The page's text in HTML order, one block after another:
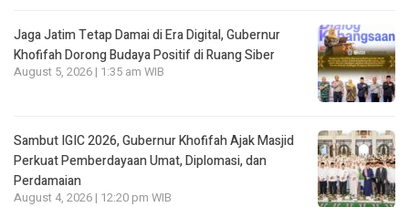
Jaga Jatim Tetap Damai di Era Digital, Gubernur
Khofifah Dorong Budaya Positif di Ruang Siber
August 5, 2026 | 1:35 am WIB
Sambut IGIC 2026, Gubernur Khofifah Ajak Masjid
Perkuat Pemberdayaan Umat, Diplomasi, dan
Perdamaian
August 4, 2026 | 12:20 pm WIB